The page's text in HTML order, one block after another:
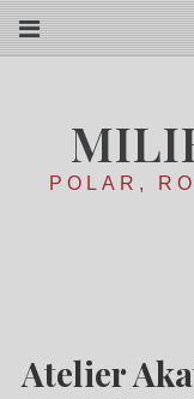
POLAR,
Atelier